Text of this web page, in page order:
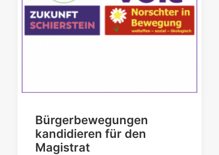
Bürgerbewegungen
kandidieren für den
Magistrat